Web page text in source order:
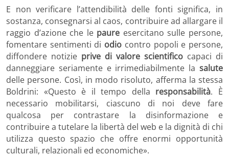
E non verificare l’attendibilità delle fonti significa, in
sostanza, consegnarsi al caos, contribuire ad allargare il
raggio d’azione che le paure esercitano sulle persone,
fomentare sentimenti di odio contro popoli e persone,
diffondere notizie prive di valore scientifico capaci di
danneggiare seriamente e irrimediabilmente la salute
delle persone. Così, in modo risoluto, afferma la stessa
Boldrini: «Questo è il tempo della responsabilità. È
necessario mobilitarsi, ciascuno di noi deve fare
qualcosa per contrastare la disinformazione e
contribuire a tutelare la libertà del web e la dignità di chi
utilizza questo spazio che offre enormi opportunità
culturali, relazionali ed economiche».